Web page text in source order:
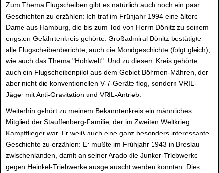
Zum Thema Flugscheiben gibt es natürlich auch noch ein paar
Geschichten zu erzählen: Ich traf im Frühjahr 1994 eine ältere
Dame aus Hamburg, die bis zum Tod von Herrn Dönitz zu seinem
engsten Gefährtenkreis gehörte. Großadmiral Dönitz bestätigte
alle Flugscheibenberichte, auch die Mondgeschichte (folgt gleich),
wie auch das Thema "Hohlwelt". Und zu diesem Kreis gehörte
auch ein Flugscheibenpilot aus dem Gebiet Böhmen-Mähren, der
aber nicht die konventionellen V-7-Geräte flog, sondern VRIL-
Jäger mit Anti-Gravitation und VRIL-Antrieb.
Weiterhin gehört zu meinem Bekanntenkreis ein männliches
Mitglied der Stauffenberg-Familie, der im Zweiten Weltkrieg
Kampfflieger war. Er weiß auch eine ganz besonders interessante
Geschichte zu erzählen: Er mußte im Frühjahr 1943 in Breslau
zwischenlanden, damit an seiner Arado die Junker-Triebwerke
gegen Heinkel-Triebwerke ausgetauscht werden konnten. Dies